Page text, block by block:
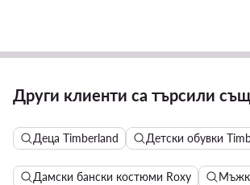
Други клиенти са търсили
Деца Timberland Детски обувки
Дамски бански костюми Roxy